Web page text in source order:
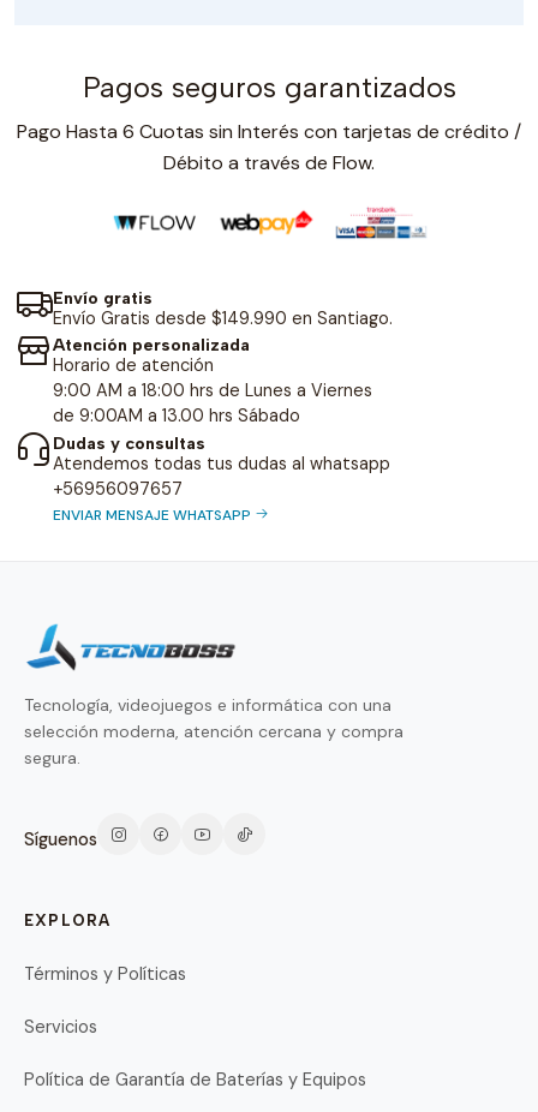
Pagos seguros garantizados
Pago Hasta 6 Cuotas sin Interés con tarjetas de crédito /
Débito a través de Flow.
Envío gratis
Envío Gratis desde $149.990 en Santiago.
Atención personalizada
Horario de atención
9:00 AM a 18:00 hrs de Lunes a Viernes
de 9:00AM a 13.00 hrs Sábado
Dudas y consultas
Atendemos todas tus dudas al whatsapp
+56956097657
ENVIAR MENSAJE WHATSAPP
Tecnología, videojuegos e informática con una
selección moderna, atención cercana y compra
segura.
Síguenos
EXPLORA
Términos y Políticas
Servicios
Política de Garantía de Baterías y Equipos